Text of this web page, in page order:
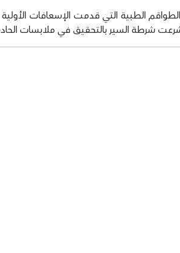
الطبية التي قدمت الإسعافات
شرعت شرطة السير بالتحقيق في ملابسات